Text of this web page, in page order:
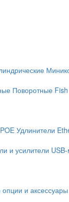
Поворотные
Удлинители
и усилители
и